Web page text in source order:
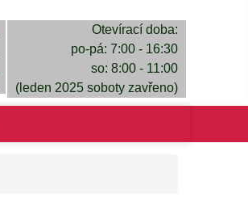
Otevírací doba:
po-pá: 7:00 - 16:30
so: 8:00 - 11:00
(leden 2025 soboty zavřeno)